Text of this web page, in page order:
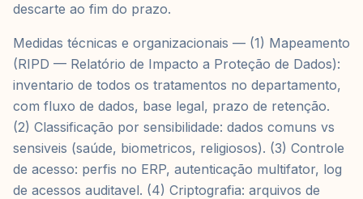
descarte ao fim do prazo.
Medidas técnicas e organizacionais — (1) Mapeamento
(RIPD — Relatório de Impacto a Proteção de Dados):
inventario de todos os tratamentos no departamento,
com fluxo de dados, base legal, prazo de retenção.
(2) Classificação por sensibilidade: dados comuns vs
sensiveis (saúde, biometricos, religiosos). (3) Controle
de acesso: perfis no ERP, autenticação multifator, log
de acessos auditavel. (4) Criptografia: arquivos de